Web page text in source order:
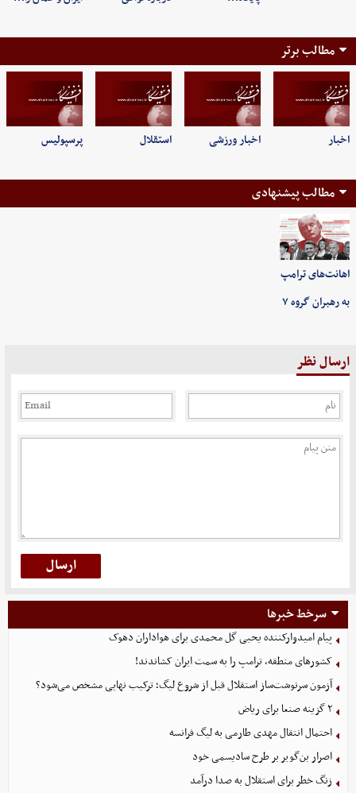
مطالب برتر
اخبار اخبار ورزشی استقلال پرسپولیس
مطالب پیشنهادی
اهانت‌های ترامپ
به رهبران گروه ۷
ارسال نظر
سرخط خبرها
پیام امیدوارکننده یحیی گل محمدی برای هواداران دهوک
کشورهای منطقه، ترامپ را به سمت ایران کشاندند!
آزمون سرنوشت‌ساز استقلال قبل از شروع لیگ؛ ترکیب نهایی مشخص می‌شود؟
۲ گزینه صنعا برای ریاض
احتمال انتقال مهدی طارمی به لیگ فرانسه
اصرار بن‌گویر بر طرح سادیسمی خود
زنگ خطر برای استقلال به صدا درآمد